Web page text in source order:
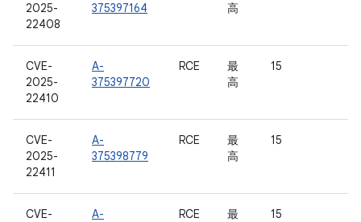
2025-
22408
375397164
高
CVE-
2025-
22410
A-
375397720
RCE
最
高
15
CVE-
2025-
22411
A-
375398779
RCE
最
高
15
CVE-
A-
RCE
最
15